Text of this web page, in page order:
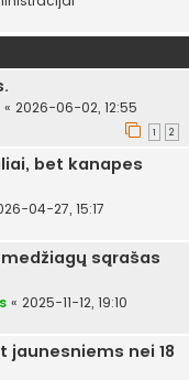
« 2026-06-02, 12:55
1 2
bet kanapes
04-27, 15:17
sąrašas
« 2025-11-12, 19:10
jaunesniems nei 18